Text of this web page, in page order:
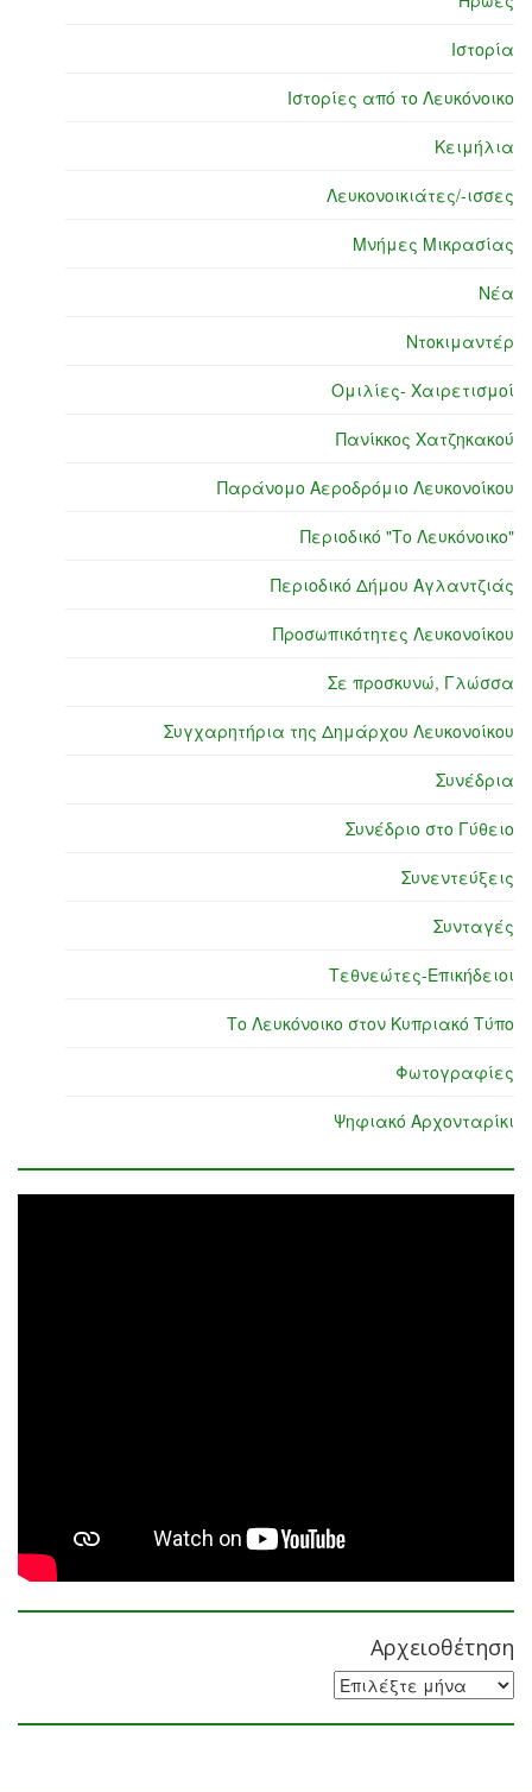
Ιστορία
Ιστορίες από το Λευκόνοικο
Κειμήλια
Λευκονοικιάτες/-ισσες
Μνήμες Μικρασίας
Νέα
Ντοκιμαντέρ
Ομιλίες- Χαιρετισμοί
Πανίκκος Χατζηκακού
Παράνομο Αεροδρόμιο Λευκονοίκου
Περιοδικό "Το Λευκόνοικο"
Περιοδικό Δήμου Αγλαντζιάς
Προσωπικότητες Λευκονοίκου
Σε προσκυνώ, Γλώσσα
Συγχαρητήρια της Δημάρχου Λευκονοίκου
Συνέδρια
Συνέδριο στο Γύθειο
Συνεντεύξεις
Συνταγές
Τεθνεώτες-Επικήδειοι
Το Λευκόνοικο στον Κυπριακό Τύπο
Φωτογραφίες
Ψηφιακό Αρχονταρίκι
Αρχειοθέτηση
Αρχειοθέτηση